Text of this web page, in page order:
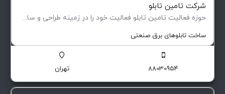
شرکت تامین تابلو
حوزه فعالیت تامین تابلو فعاليت خود را در زمينه طراحی و ساخت انواع تابلوهای فشار ضعيف و متوسط (فيكس و كشويی)…
ساخت تابلوهای برق صنعتی
88030954 تهران